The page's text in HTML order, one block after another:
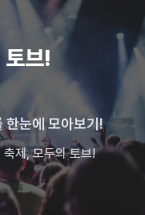
토브!
한눈에 모아보기!
제, 모두의 토브!